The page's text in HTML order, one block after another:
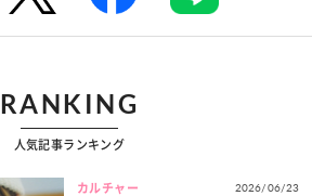
RANKING
人気記事ランキング
カルチャー 2026/06/23